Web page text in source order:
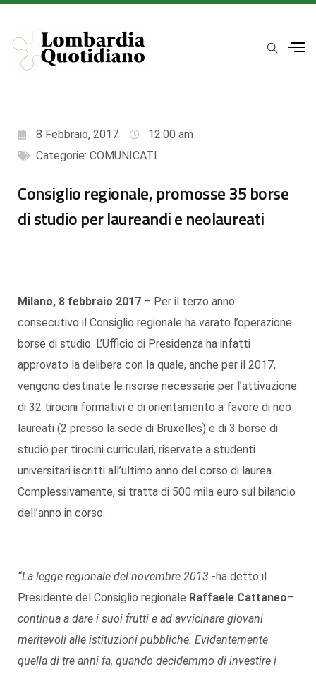
8 Febbraio, 2017
12:00 am
Categorie: COMUNICATI
Consiglio regionale, promosse 35 borse
di studio per laureandi e neolaureati
Milano, 8 febbraio 2017 – Per il terzo anno
consecutivo il Consiglio regionale ha varato l’operazione
borse di studio. L’Ufficio di Presidenza ha infatti
approvato la delibera con la quale, anche per il 2017,
vengono destinate le risorse necessarie per l’attivazione
di 32 tirocini formativi e di orientamento a favore di neo
laureati (2 presso la sede di Bruxelles) e di 3 borse di
studio per tirocini curriculari, riservate a studenti
universitari iscritti all’ultimo anno del corso di laurea.
Complessivamente, si tratta di 500 mila euro sul bilancio
dell’anno in corso.
“La legge regionale del novembre 2013 -ha detto il
Presidente del Consiglio regionale Raffaele Cattaneo–
continua a dare i suoi frutti e ad avvicinare giovani
meritevoli alle istituzioni pubbliche. Evidentemente
quella di tre anni fa, quando decidemmo di investire i